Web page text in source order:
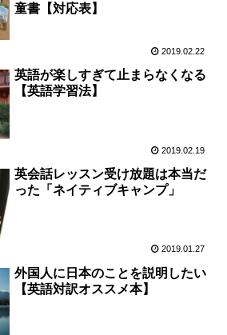
童書【対応表】
2019.02.22
英語が楽しすぎて止まらなくなる
【英語学習法】
2019.02.19
英会話レッスン受け放題は本当だ
った「ネイティブキャンプ」
2019.01.27
外国人に日本のことを説明したい
【英語対訳オススメ本】